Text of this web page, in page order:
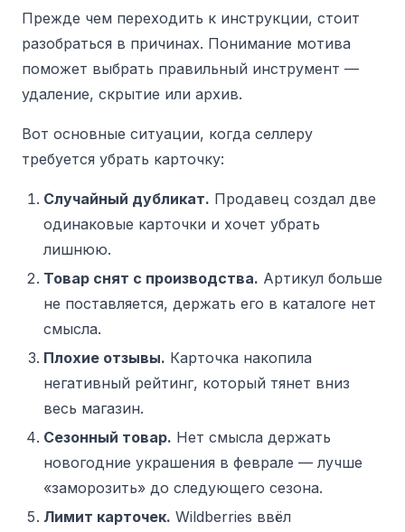
Прежде чем переходить к инструкции, стоит
разобраться в причинах. Понимание мотива
поможет выбрать правильный инструмент —
удаление, скрытие или архив.
Вот основные ситуации, когда селлеру
требуется убрать карточку:
Случайный дубликат. Продавец создал две
одинаковые карточки и хочет убрать
лишнюю.
Товар снят с производства. Артикул больше
не поставляется, держать его в каталоге нет
смысла.
Плохие отзывы. Карточка накопила
негативный рейтинг, который тянет вниз
весь магазин.
Сезонный товар. Нет смысла держать
новогодние украшения в феврале — лучше
«заморозить» до следующего сезона.
Лимит карточек. Wildberries ввёл